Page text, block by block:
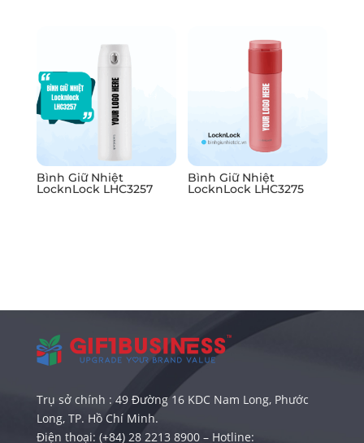
Bình Giữ Nhiệt
LocknLock LHC3257
Bình Giữ Nhiệt
LocknLock LHC3275
Trụ sở chính : 49 Đường 16 KDC Nam Long, Phước
Long, TP. Hồ Chí Minh.
Điện thoại: (+84) 28 2213 8900 – Hotline: